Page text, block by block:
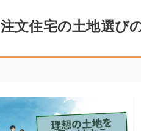
注文住宅の土地選び